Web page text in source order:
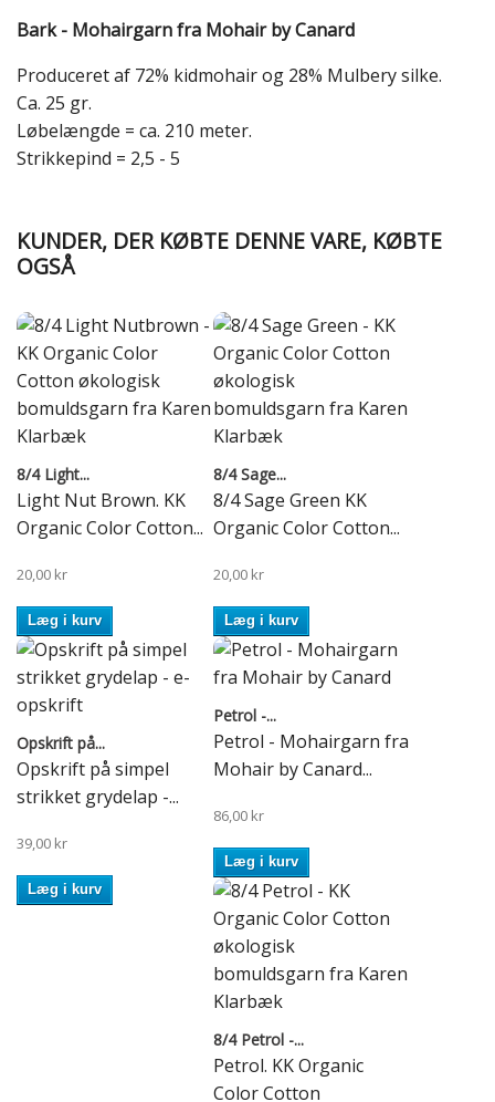
Bark - Mohairgarn fra Mohair by Canard
Produceret af 72% kidmohair og 28% Mulbery silke.
Ca. 25 gr.
Løbelængde = ca. 210 meter.
Strikkepind = 2,5 - 5
KUNDER, DER KØBTE DENNE VARE, KØBTE
OGSÅ
8/4 Light...
Light Nut Brown. KK
Organic Color Cotton...
20,00 kr
Læg i kurv
8/4 Sage...
8/4 Sage Green KK
Organic Color Cotton...
20,00 kr
Læg i kurv
Opskrift på...
Opskrift på simpel
strikket grydelap -...
39,00 kr
Læg i kurv
Petrol -...
Petrol - Mohairgarn fra
Mohair by Canard...
86,00 kr
Læg i kurv
8/4 Petrol -...
Petrol. KK Organic
Color Cotton